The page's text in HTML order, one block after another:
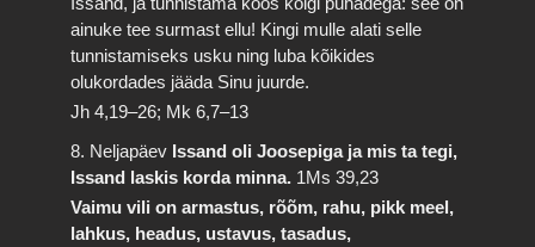
ainuke tee surmast ellu! Kingi mulle alati selle
tunnistamiseks usku ning luba kõikides
olukordades jääda Sinu juurde.
Jh 4,19–26; Mk 6,7–13
8. Neljapäev Issand oli Joosepiga ja mis ta tegi,
Issand laskis korda minna. 1Ms 39,23
Vaimu vili on armastus, rõõm, rahu, pikk meel,
lahkus, headus, ustavus, tasadus,